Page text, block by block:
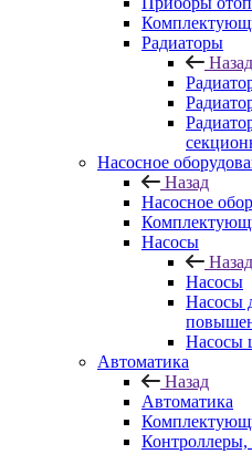
Радиаторы
Назад
Насосное
Назад
Насосное
Насосы
Назад
Насосы
Насосы
Насосы
Автоматика
Назад
Автоматика
Контроллеры,